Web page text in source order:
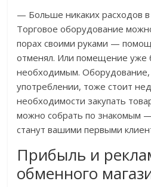
— Больше никаких расходов
Торговое оборудование
порах своими руками —
отменял. Или помещение уже
необходимым.
употреблении, тоже стоит
необходимости закупать
можно собрать по знакомым
станут вашими первыми
Прибыль и
обменного